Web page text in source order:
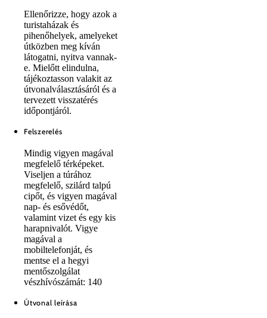
Ellenőrizze, hogy azok a
turistaházak és
pihenőhelyek, amelyeket
útközben meg kíván
látogatni, nyitva vannak-
e. Mielőtt elindulna,
tájékoztasson valakit az
útvonalválasztásáról és a
tervezett visszatérés
időpontjáról.
Felszerelés
Mindig vigyen magával
megfelelő térképeket.
Viseljen a túrához
megfelelő, szilárd talpú
cipőt, és vigyen magával
nap- és esővédőt,
valamint vizet és egy kis
harapnivalót. Vigye
magával a
mobiltelefonját, és
mentse el a hegyi
mentőszolgálat
vészhívószámát: 140
Útvonal leírása